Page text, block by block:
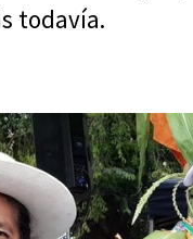
todavía.